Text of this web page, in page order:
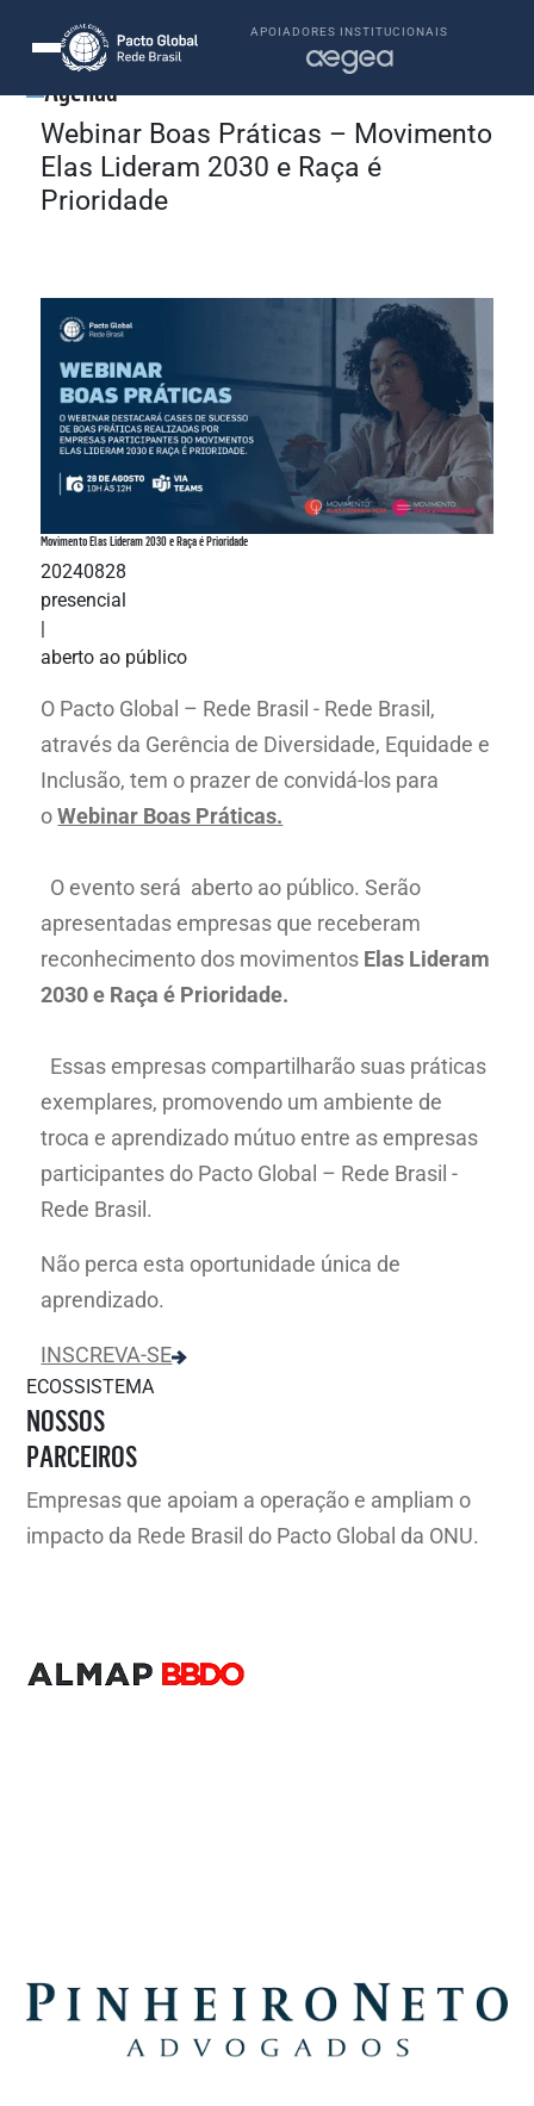
APOIADORES INSTITUCIONAIS
Agenda
Webinar Boas Práticas – Movimento
Elas Lideram 2030 e Raça é
Prioridade
Movimento Elas Lideram 2030 e Raça é Prioridade
20240828
presencial
aberto ao público
O Pacto Global – Rede Brasil - Rede Brasil,
através da Gerência de Diversidade, Equidade e
Inclusão, tem o prazer de convidá-los para
oWebinar Boas Práticas.
O evento será aberto ao público. Serão
apresentadas empresas que receberam
reconhecimento dos movimentos Elas Lideram
2030 e Raça é Prioridade.
Essas empresas compartilharão suas práticas
exemplares, promovendo um ambiente de
troca e aprendizado mútuo entre as empresas
participantes do Pacto Global – Rede Brasil -
Rede Brasil.
Não perca esta oportunidade única de
aprendizado.
INSCREVA-SE
ECOSSISTEMA
NOSSOS
PARCEIROS
Empresas que apoiam a operação e ampliam o
impacto da Rede Brasil do Pacto Global da ONU.